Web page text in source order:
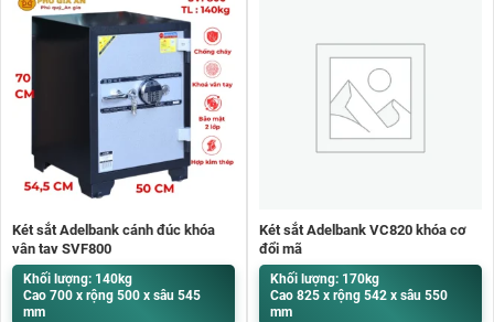
Két sắt Adelbank cánh đúc khóa
vân tay SVF800
Khối lượng: 140kg
Cao 700 x rộng 500 x sâu 545
mm
Két sắt Adelbank VC820 khóa cơ
đổi mã
Khối lượng: 170kg
Cao 825 x rộng 542 x sâu 550
mm